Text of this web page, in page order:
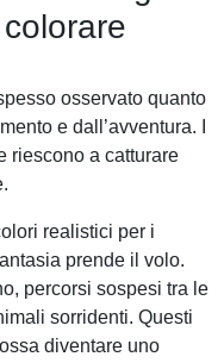
osservato quanto
e dall’avventura. I
riescono a catturare
realistici per i
prende il volo.
percorsi sospesi tra le
sorridenti. Questi
diventare uno